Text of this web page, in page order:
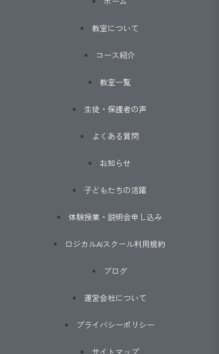
教室について
コース紹介
教室一覧
生徒・保護者の声
よくある質問
お知らせ
子どもたちの活躍
体験授業・説明会申し込み
ロジカルAIスクール利用規約
ブログ
運営会社について
プライバシーポリシー
サイトマップ